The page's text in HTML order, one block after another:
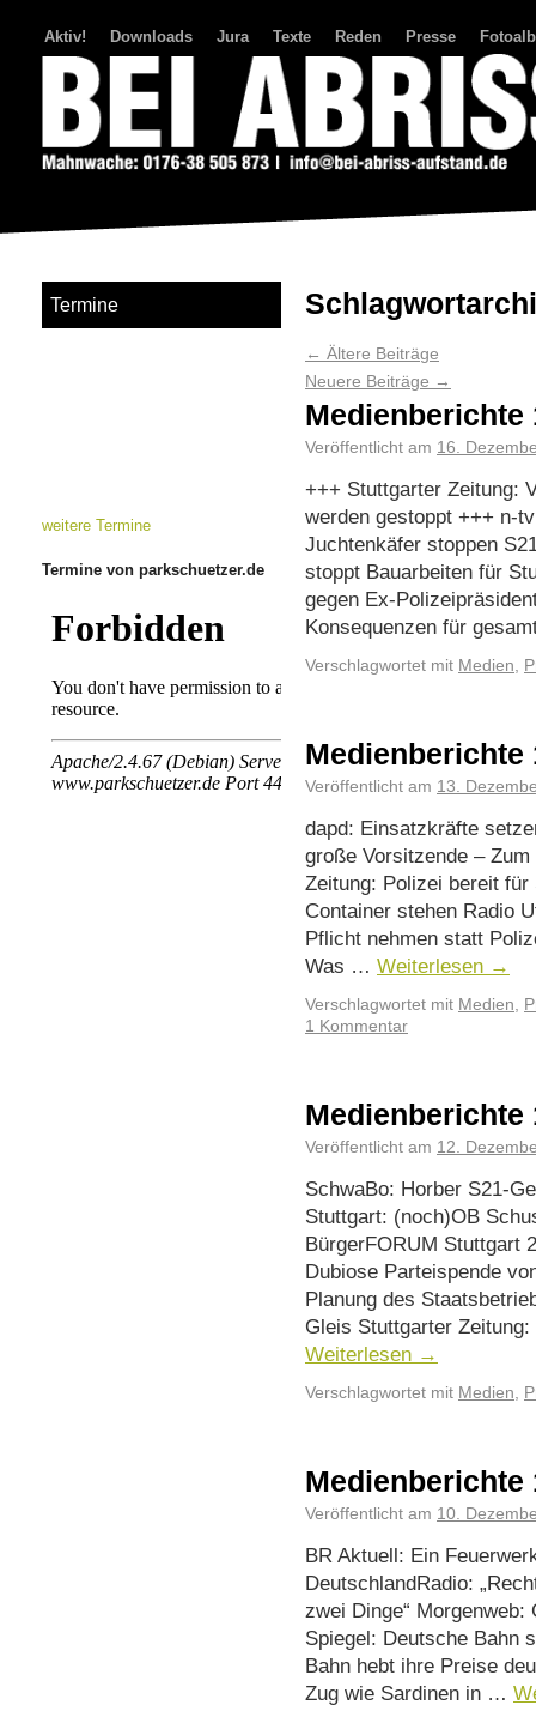
Aktiv! Downloads Jura Texte Reden Presse
← Ältere Beiträge
Neuere Beiträge →
Medienberichte
Veröffentlicht am 16.
+++ Stuttgarter Zeitung:
werden gestoppt +++ n-
Juchtenkäfer stoppen
stoppt Bauarbeiten für
gegen Ex-
Konsequenzen für
Verschlagwortet mit Medien,
Medienberichte
Veröffentlicht am 13.
dapd: Einsatzkräfte
große Vorsitzende –
Zeitung: Polizei bereit
Container stehen Radio
Pflicht nehmen statt
Was … Weiterlesen →
Verschlagwortet mit Medien,
1 Kommentar
Medienberichte
Veröffentlicht am 12.
SchwaBo: Horber S21-
Stuttgart: (noch)OB
BürgerFORUM Stuttgart
Dubiose Parteispende
Planung des
Gleis Stuttgarter
Weiterlesen →
Verschlagwortet mit Medien,
Medienberichte
Veröffentlicht am 10.
BR Aktuell: Ein
DeutschlandRadio:
zwei Dinge“
Spiegel: Deutsche Bahn
Bahn hebt ihre Preise
Zug wie Sardinen in …
Termine
weitere Termine
Termine von parkschuetzer.de